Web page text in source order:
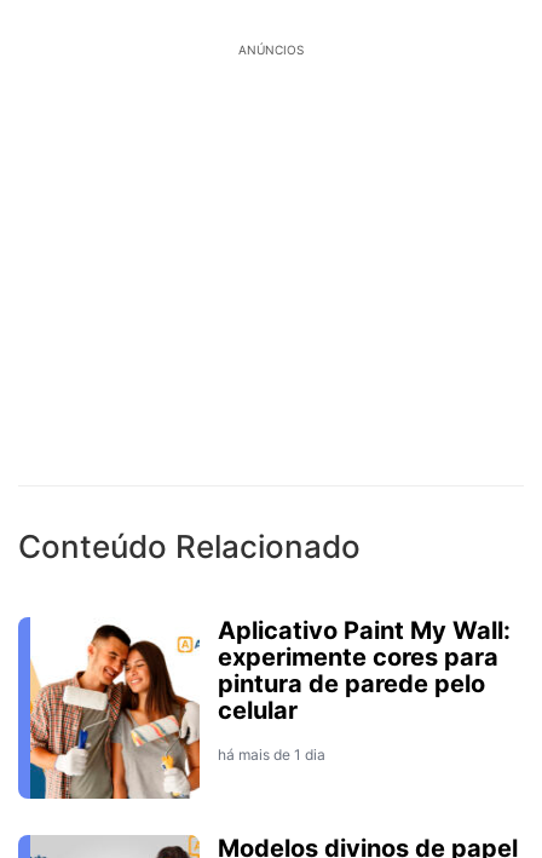
ANÚNCIOS
Conteúdo Relacionado
Aplicativo Paint My Wall:
experimente cores para
pintura de parede pelo
celular
há mais de 1 dia
Modelos divinos de papel